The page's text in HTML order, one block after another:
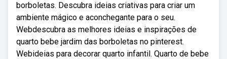
borboletas. Descubra ideias criativas para criar um
ambiente mágico e aconchegante para o seu.
Webdescubra as melhores ideias e inspirações de
quarto bebe jardim das borboletas no pinterest.
Webideias para decorar quarto infantil. Quarto de bebe